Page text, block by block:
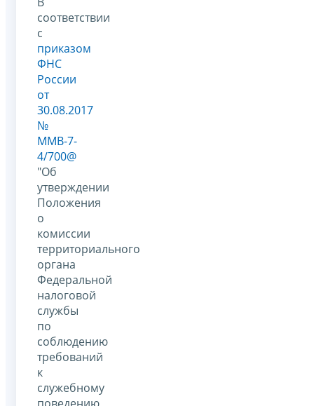
соответствии
с
приказом
ФНС
России
от
30.08.2017
№
ММВ-7-
4/700@
"Об
утверждении
Положения
о
комиссии
территориального
органа
Федеральной
налоговой
службы
по
соблюдению
требований
к
служебному